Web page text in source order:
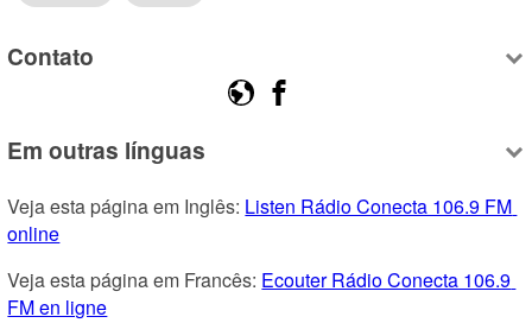
Contato
Em outras línguas
Veja esta página em Inglês: Listen Rádio Conecta 106.9 FM
online
Veja esta página em Francês: Ecouter Rádio Conecta 106.9
FM en ligne